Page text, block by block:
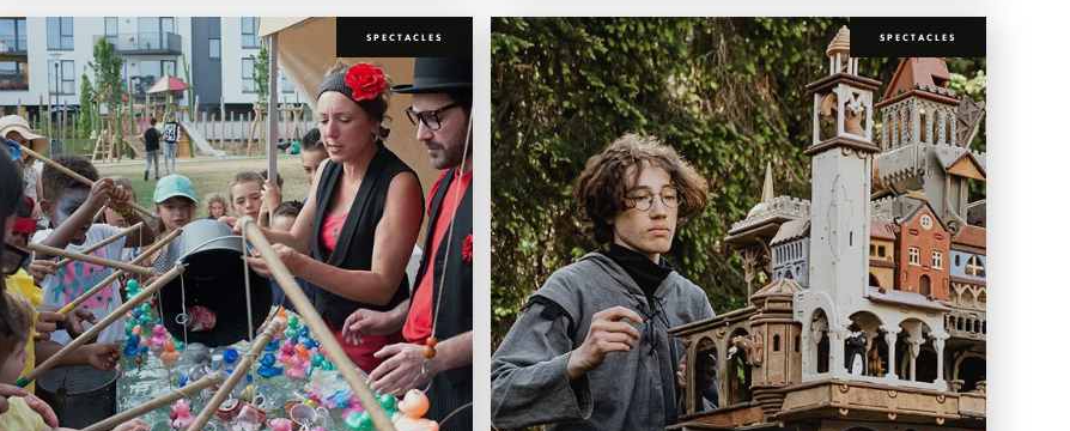
SPECTACLES SPECTACLES